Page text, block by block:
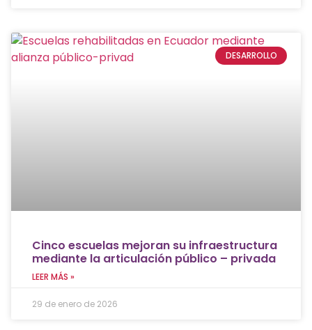
DESARROLLO
Cinco escuelas mejoran su infraestructura
mediante la articulación público – privada
LEER MÁS »
29 de enero de 2026